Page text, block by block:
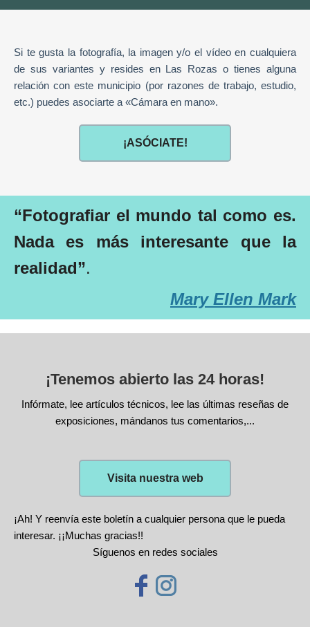
Si te gusta la fotografía, la imagen y/o el vídeo en cualquiera
de sus variantes y resides en Las Rozas o tienes alguna
relación con este municipio (por razones de trabajo, estudio,
etc.) puedes asociarte a «Cámara en mano».
¡ASÓCIATE!
“Fotografiar el mundo tal como es.
Nada es más interesante que la
realidad”.
Mary Ellen Mark
¡Tenemos abierto las 24 horas!
Infórmate, lee artículos técnicos, lee las últimas reseñas de
exposiciones, mándanos tus comentarios,...
Visita nuestra web
¡Ah! Y reenvía este boletín a cualquier persona que le pueda
interesar. ¡¡Muchas gracias!!
Síguenos en redes sociales